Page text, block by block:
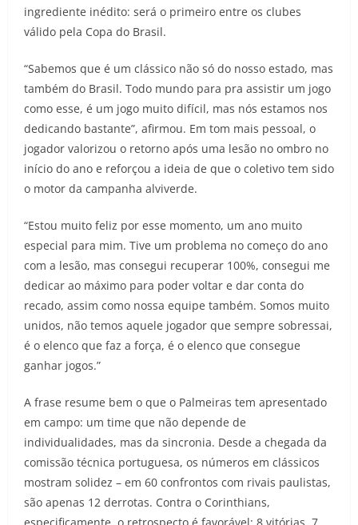
ingrediente inédito: será o primeiro entre os clubes
válido pela Copa do Brasil.
“Sabemos que é um clássico não só do nosso estado, mas
também do Brasil. Todo mundo para pra assistir um jogo
como esse, é um jogo muito difícil, mas nós estamos nos
dedicando bastante”, afirmou. Em tom mais pessoal, o
jogador valorizou o retorno após uma lesão no ombro no
início do ano e reforçou a ideia de que o coletivo tem sido
o motor da campanha alviverde.
“Estou muito feliz por esse momento, um ano muito
especial para mim. Tive um problema no começo do ano
com a lesão, mas consegui recuperar 100%, consegui me
dedicar ao máximo para poder voltar e dar conta do
recado, assim como nossa equipe também. Somos muito
unidos, não temos aquele jogador que sempre sobressai,
é o elenco que faz a força, é o elenco que consegue
ganhar jogos.”
A frase resume bem o que o Palmeiras tem apresentado
em campo: um time que não depende de
individualidades, mas da sincronia. Desde a chegada da
comissão técnica portuguesa, os números em clássicos
mostram solidez – em 60 confrontos com rivais paulistas,
são apenas 12 derrotas. Contra o Corinthians,